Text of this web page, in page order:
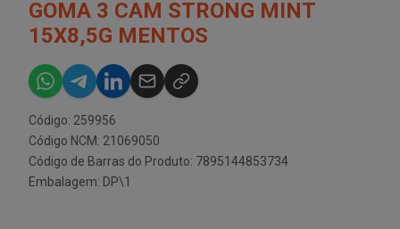
GOMA 3 CAM STRONG MINT
15X8,5G MENTOS
Código: 259956
Código NCM: 21069050
Código de Barras do Produto: 7895144853734
Embalagem: DP\1